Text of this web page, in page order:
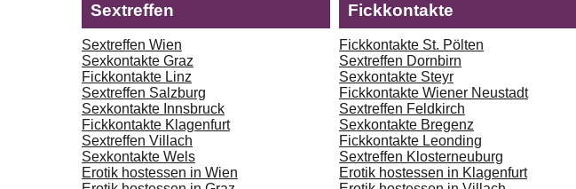
Sextreffen
Sextreffen Wien
Sexkontakte Graz
Fickkontakte Linz
Sextreffen Salzburg
Sexkontakte Innsbruck
Fickkontakte Klagenfurt
Sextreffen Villach
Sexkontakte Wels
Erotik hostessen in Wien
Fickkontakte
Fickkontakte St. Pölten
Sextreffen Dornbirn
Sexkontakte Steyr
Fickkontakte Wiener Neustadt
Sextreffen Feldkirch
Sexkontakte Bregenz
Fickkontakte Leonding
Sextreffen Klosterneuburg
Erotik hostessen in Klagenfurt